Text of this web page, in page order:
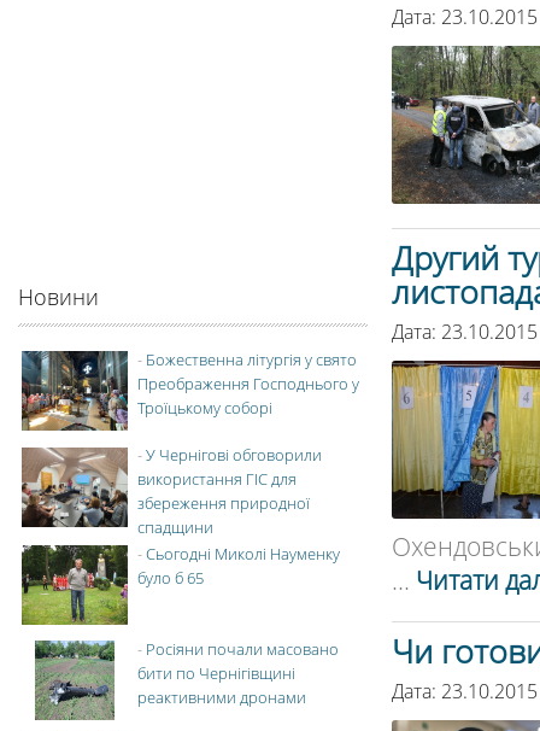
Дата:
Другий
Дата:
... Читати
Чи
Дата:
Новини
- Божественна літургія у свято
Преображення Господнього у
Троїцькому соборі
-У Чернігові обговорили
використання ГІС для
збереження природної
спадщини
-Сьогодні Миколі Науменку
було б 65
- Росіяни почали масовано
бити по Чернігівщині
реактивними дронами